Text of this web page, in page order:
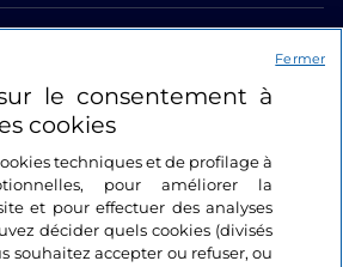
le consentement à
cookies
techniques et de profilage à
pour améliorer la
et pour effectuer des analyses
décider quels cookies (divisés
souhaitez accepter ou refuser, ou
Fermer